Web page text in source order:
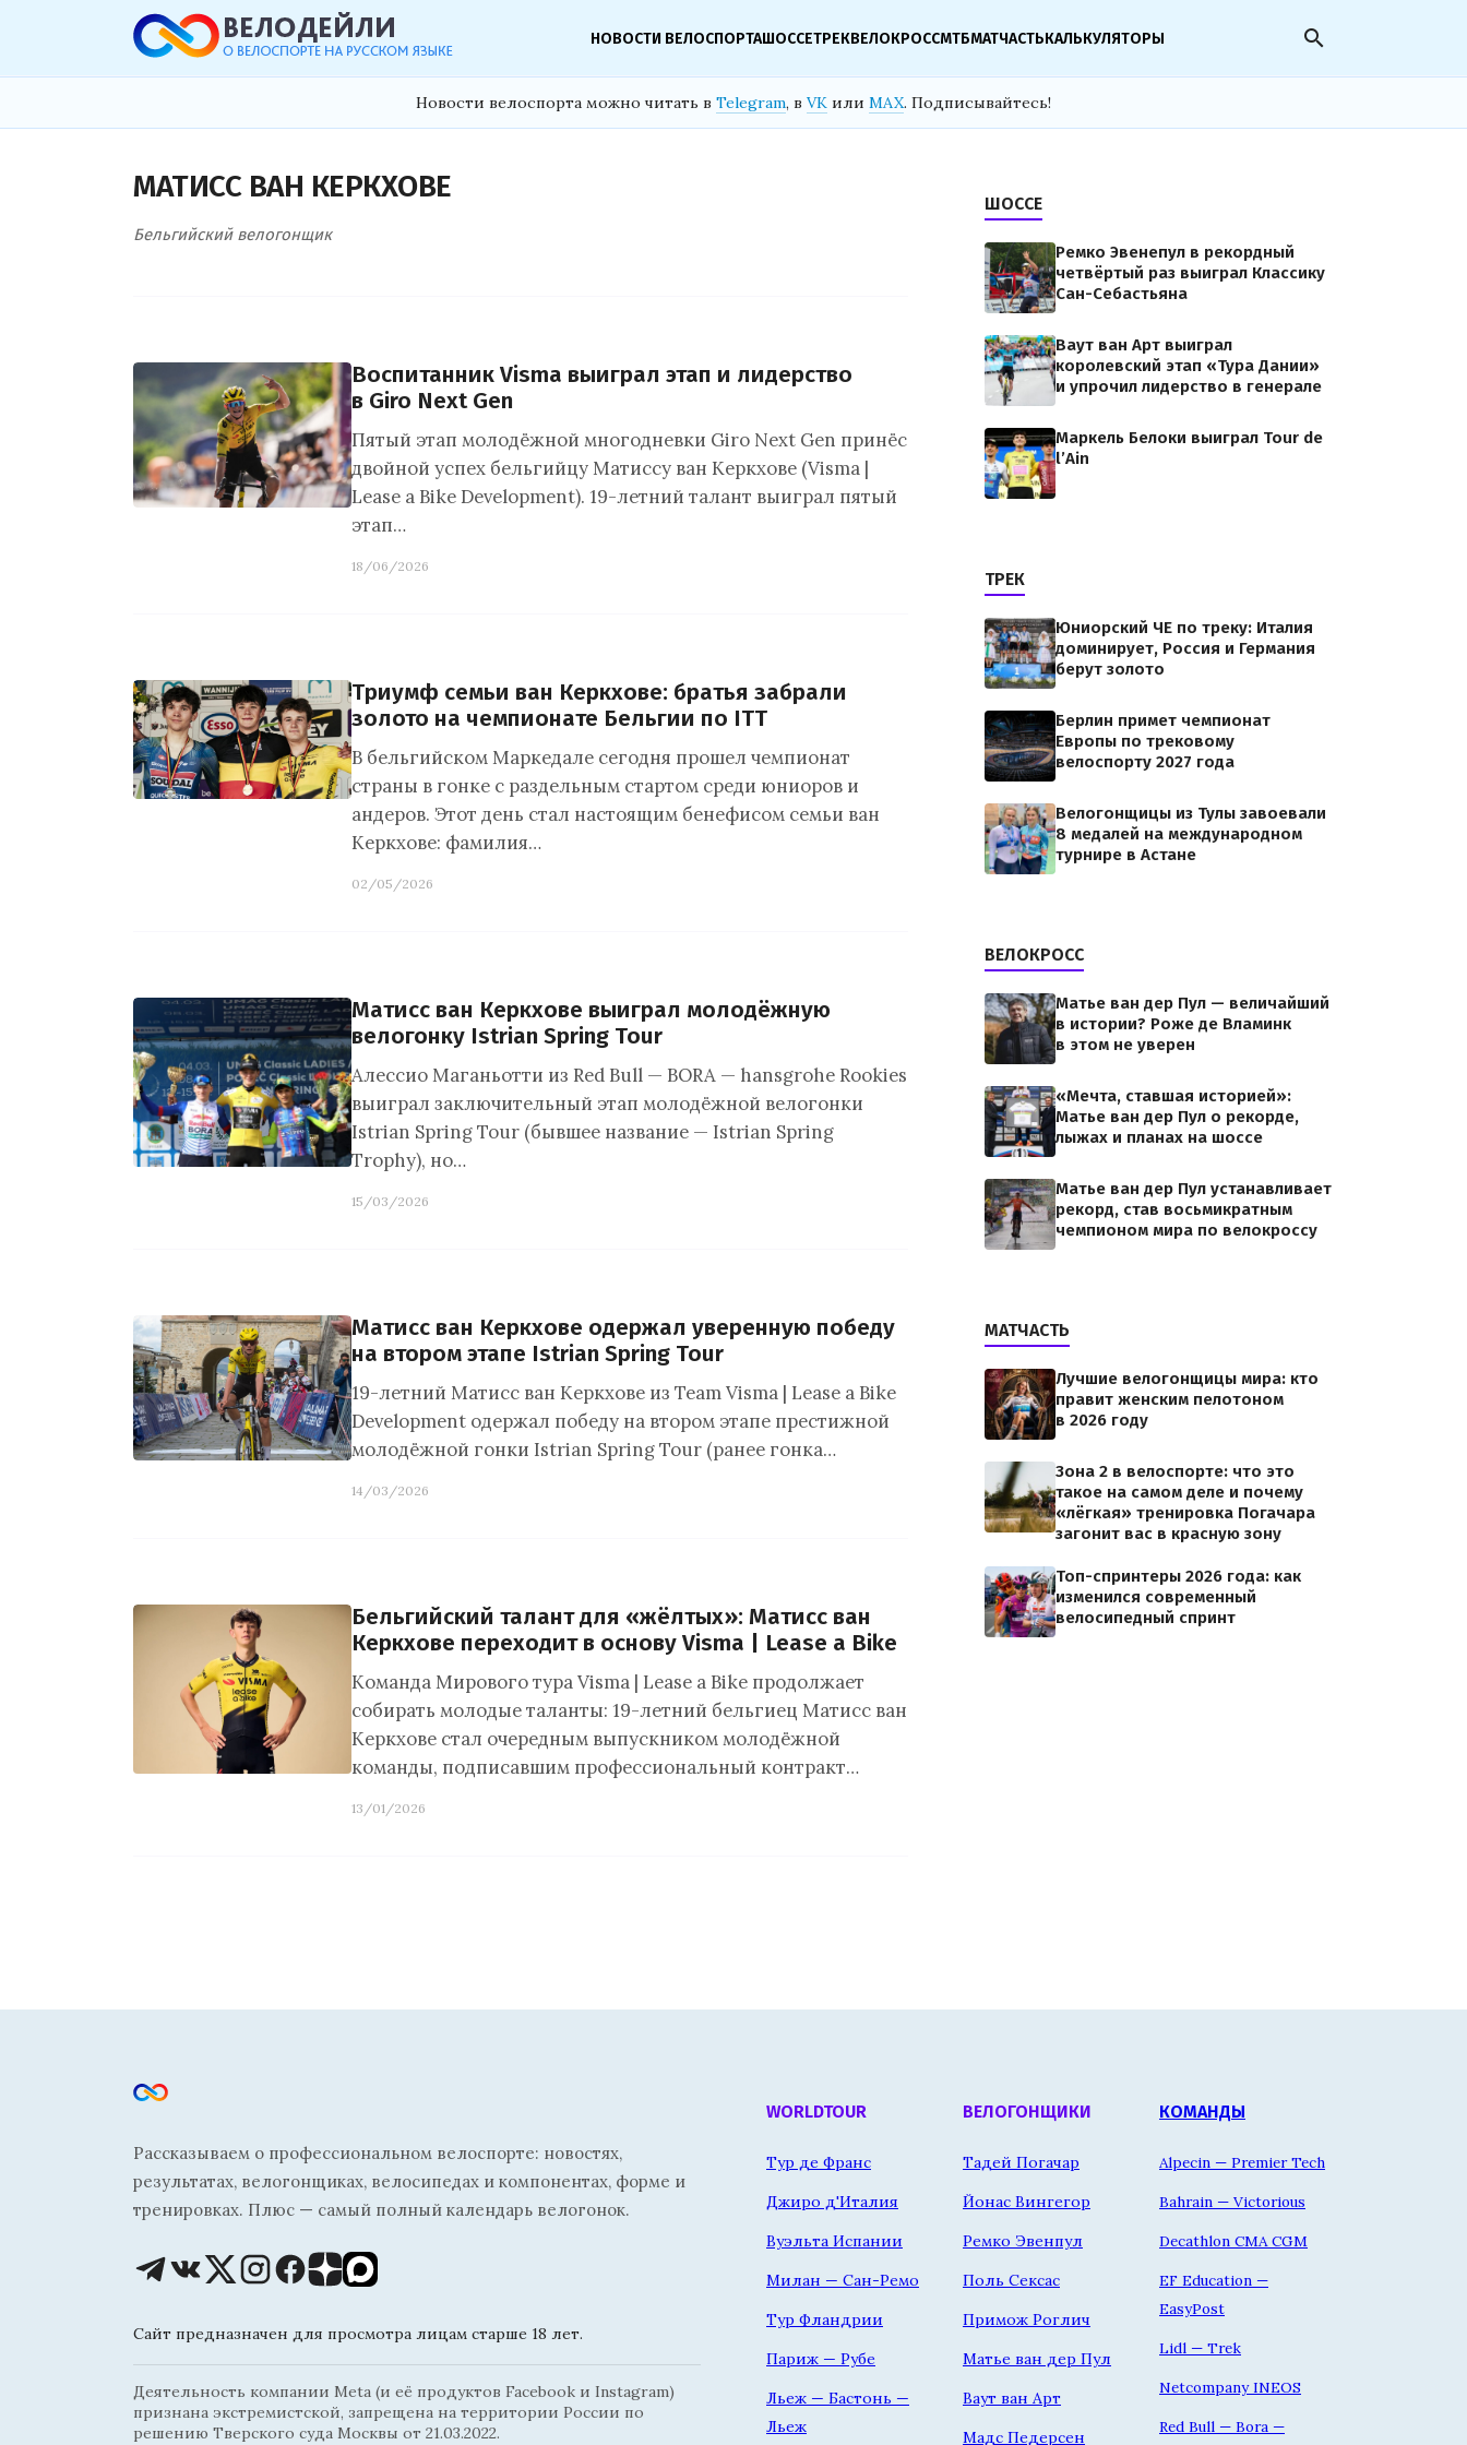
НОВОСТИ ВЕЛОСПОРТАШОССЕТРЕКВЕЛОКРОССМТБМАТЧАСТЬКАЛЬКУЛЯТОРЫ search
Новости велоспорта можно читать в Telegram, в VK или MAX. Подписывайтесь!
МАТИСС ВАН КЕРКХОВЕ
Бельгийский велогонщик
Воспитанник Visma выиграл этап и лидерство
в Giro Next Gen
Пятый этап молодёжной многодневки Giro Next Gen принёс
двойной успех бельгийцу Матиссу ван Керкхове (Visma |
Lease a Bike Development). 19-летний талант выиграл пятый
этап…
18/06/2026
Триумф семьи ван Керкхове: братья забрали
золото на чемпионате Бельгии по ITT
В бельгийском Маркедале сегодня прошел чемпионат
страны в гонке с раздельным стартом среди юниоров и
андеров. Этот день стал настоящим бенефисом семьи ван
Керкхове: фамилия…
02/05/2026
Матисс ван Керкхове выиграл молодёжную
велогонку Istrian Spring Tour
Алессио Маганьотти из Red Bull — BORA — hansgrohe Rookies
выиграл заключительный этап молодёжной велогонки
Istrian Spring Tour (бывшее название — Istrian Spring
Trophy), но…
15/03/2026
Матисс ван Керкхове одержал уверенную победу
на втором этапе Istrian Spring Tour
19-летний Матисс ван Керкхове из Team Visma | Lease a Bike
Development одержал победу на втором этапе престижной
молодёжной гонки Istrian Spring Tour (ранее гонка…
14/03/2026
Бельгийский талант для «жёлтых»: Матисс ван
Керкхове переходит в основу Visma | Lease a Bike
Команда Мирового тура Visma | Lease a Bike продолжает
собирать молодые таланты: 19-летний бельгиец Матисс ван
Керкхове стал очередным выпускником молодёжной
команды, подписавшим профессиональный контракт…
13/01/2026
ШОССЕ
Ремко Эвенепул в рекордный
четвёртый раз выиграл Классику
Сан-Себастьяна
Ваут ван Арт выиграл
королевский этап «Тура Дании»
и упрочил лидерство в генерале
Маркель Белоки выиграл Tour de
l’Ain
ТРЕК
Юниорский ЧЕ по треку: Италия
доминирует, Россия и Германия
берут золото
Берлин примет чемпионат
Европы по трековому
велоспорту 2027 года
Велогонщицы из Тулы завоевали
8 медалей на международном
турнире в Астане
ВЕЛОКРОСС
Матье ван дер Пул — величайший
в истории? Роже де Вламинк
в этом не уверен
«Мечта, ставшая историей»:
Матье ван дер Пул о рекорде,
лыжах и планах на шоссе
Матье ван дер Пул устанавливает
рекорд, став восьмикратным
чемпионом мира по велокроссу
МАТЧАСТЬ
Лучшие велогонщицы мира: кто
правит женским пелотоном
в 2026 году
Зона 2 в велоспорте: что это
такое на самом деле и почему
«лёгкая» тренировка Погачара
загонит вас в красную зону
Топ-спринтеры 2026 года: как
изменился современный
велосипедный спринт
Рассказываем о профессиональном велоспорте: новостях,
результатах, велогонщиках, велосипедах и компонентах, форме и
тренировках. Плюс — самый полный календарь велогонок.
Сайт предназначен для просмотра лицам старше 18 лет.
Деятельность компании Meta (и её продуктов Facebook и Instagram)
признана экстремистской, запрещена на территории России по
решению Тверского суда Москвы от 21.03.2022.
WORLDTOUR
Тур де Франс
Джиро д'Италия
Вуэльта Испании
Милан — Сан-Ремо
Тур Фландрии
Париж — Рубе
Льеж — Бастонь —
Льеж
ВЕЛОГОНЩИКИ
Тадей Погачар
Йонас Вингегор
Ремко Эвенпул
Поль Сексас
Примож Роглич
Матье ван дер Пул
Ваут ван Арт
Мадс Педерсен
КОМАНДЫ
Alpecin — Premier Tech
Bahrain — Victorious
Decathlon CMA CGM
EF Education —
EasyPost
Lidl — Trek
Netcompany INEOS
Red Bull — Bora —